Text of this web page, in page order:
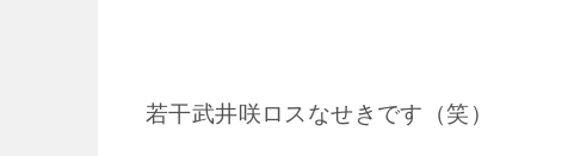
若干武井咲ロスなせきです（笑）